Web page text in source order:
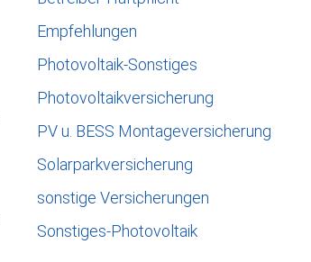
Empfehlungen
Photovoltaik-Sonstiges
Photovoltaikversicherung
PV u. BESS Montageversicherung
Solarparkversicherung
sonstige Versicherungen
Sonstiges-Photovoltaik